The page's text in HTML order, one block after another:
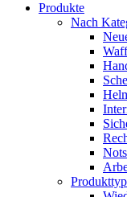
Produkte
Nach